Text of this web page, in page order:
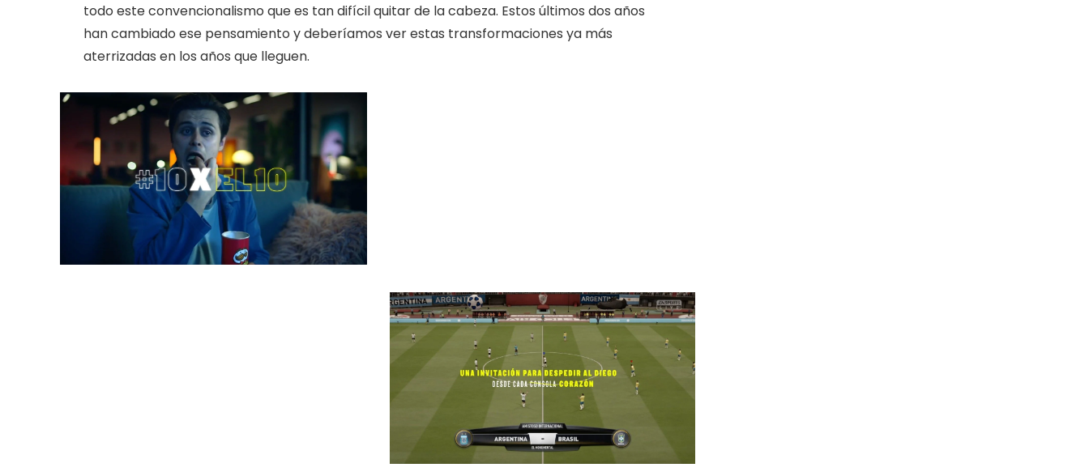
todo este convencionalismo que es tan difícil quitar de la cabeza. Estos últimos dos años
han cambiado ese pensamiento y deberíamos ver estas transformaciones ya más
aterrizadas en los años que lleguen.